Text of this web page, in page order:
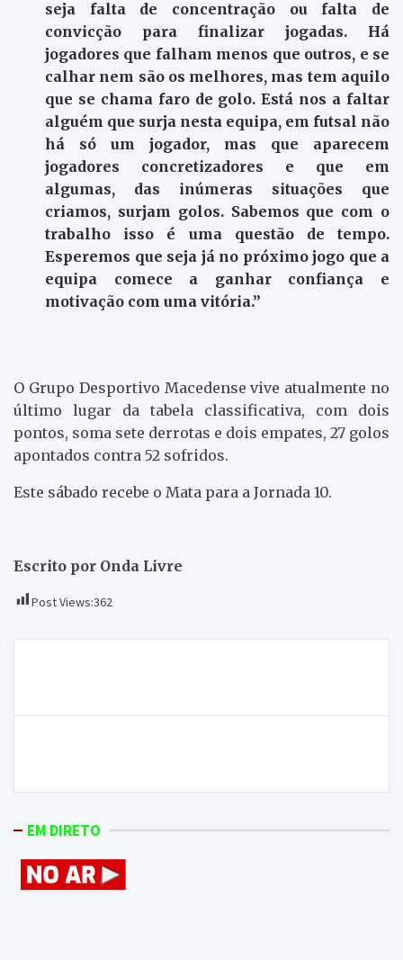
seja falta de concentração ou falta de
convicção para finalizar jogadas. Há
jogadores que falham menos que outros, e se
calhar nem são os melhores, mas tem aquilo
que se chama faro de golo. Está nos a faltar
alguém que surja nesta equipa, em futsal não
há só um jogador, mas que aparecem
jogadores concretizadores e que em
algumas, das inúmeras situações que
criamos, surjam golos. Sabemos que com o
trabalho isso é uma questão de tempo.
Esperemos que seja já no próximo jogo que a
equipa comece a ganhar confiança e
motivação com uma vitória.”
O Grupo Desportivo Macedense vive atualmente no
último lugar da tabela classificativa, com dois
pontos, soma sete derrotas e dois empates, 27 golos
apontados contra 52 sofridos.
Este sábado recebe o Mata para a Jornada 10.
Escrito por Onda Livre
Post Views:362
artigos
EM DIRETO